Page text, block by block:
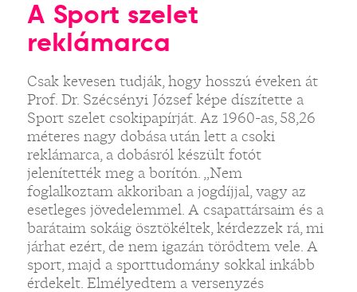
A Sport szelet
reklámarca
Csak kevesen tudják, hogy hosszú éveken át
Prof. Dr. Szécsényi József képe díszítette a
Sport szelet csokipapírját. Az 1960-as, 58,26
méteres nagy dobása után lett a csoki
reklámarca, a dobásról készült fotót
jelenítették meg a borítón. „Nem
foglalkoztam akkoriban a jogdíjjal, vagy az
esetleges jövedelemmel. A csapattársaim és a
barátaim sokáig ösztökéltek, kérdezzek rá, mi
járhat ezért, de nem igazán törődtem vele. A
sport, majd a sporttudomány sokkal inkább
érdekelt. Elmélyedtem a versenyzés